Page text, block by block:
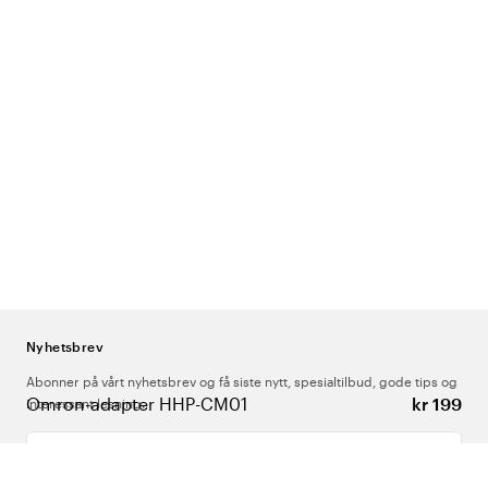
Omron-adapter HHP-CM01 kr 199
Nyhetsbrev
Abonner på vårt nyhetsbrev og få siste nytt, spesialtilbud, gode tips og
interessant lesning.
Skriv inn din e-postadresse